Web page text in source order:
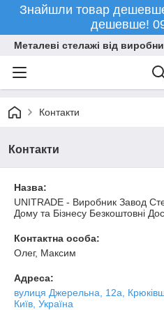
Знайшли товар
дешевше!
Металеві стелажі від
Контакти
Контакти
Назва:
UNITRADE - Виробник Завод
Дому та Бізнесу Безкоштовні
Контактна особа:
Олег, Максим
Адреса:
вулиця Джерельна, 12а,
Київ, Україна